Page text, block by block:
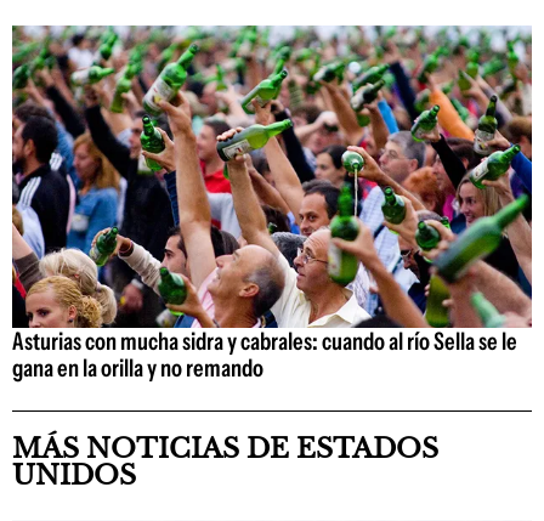
Asturias con mucha sidra y cabrales: cuando al río Sella se le
gana en la orilla y no remando
MÁS NOTICIAS DE ESTADOS
UNIDOS